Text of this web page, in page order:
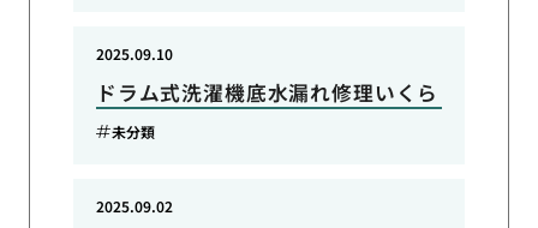
ドラム式洗濯機底水漏れ修理いくら
2025.09.10
未分類
2025.09.02